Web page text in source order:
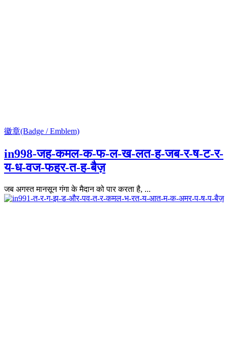
徽章(Badge / Emblem)
in998-जह-कमल-क-फ-ल-ख-लत-ह-जब-र-ष-ट-र-
य-ध-वज-फहर-त-ह-बैज़
जब अगस्त मानसून गंगा के मैदान को पार करता है, ...